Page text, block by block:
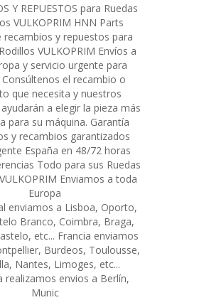
Y REPUESTOS para Ruedas
VULKOPRIM HNN Parts
recambios y repuestos para
VULKOPRIM Envíos a
y servicio urgente para
Consúltenos el recambio o
que necesita y nuestros
a elegir la pieza más
para su máquina. Garantía
y recambios garantizados
España en 48/72 horas
Todo para sus Ruedas
Enviamos a toda
Europa
enviamos a Lisboa, Oporto,
Branco, Coimbra, Braga,
etc... Francia enviamos
Burdeos, Toulousse,
Nantes, Limoges, etc...
realizamos envios a Berlín,
Munic